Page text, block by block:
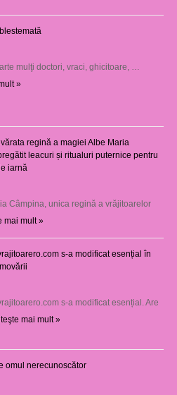
mulţi doctori, vraci, ghicitoare, …
»
regină a magiei Albe Maria
leacuri și ritualuri puternice pentru
iarnă
Câmpina, unica regină a vrăjitoarelor
mai mult »
s-a modificat esențial în
s-a modificat esențial. Are
mai mult »
omul nerecunoscător